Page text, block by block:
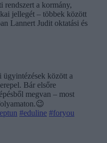
rendszert a kormány,
jellegét – többek között
Lannert Judit oktatási és
ügyintézések között a
Bár elsőre
megvan – most
#eduline #foryou